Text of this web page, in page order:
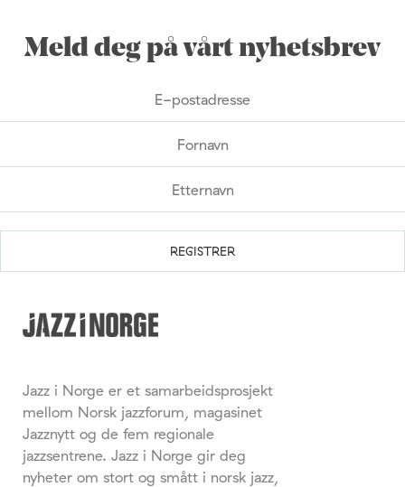
Meld deg på vårt nyhetsbrev
Jazz i Norge er et samarbeidsprosjekt
mellom Norsk jazzforum, magasinet
Jazznytt og de fem regionale
jazzsentrene. Jazz i Norge gir deg
nyheter om stort og smått i norsk jazz,